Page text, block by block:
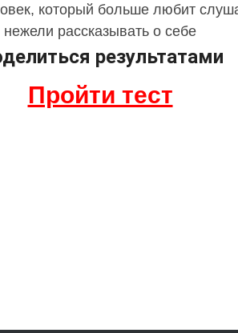
который больше любит
нежели рассказывать о себе
результатами
Пройти тест